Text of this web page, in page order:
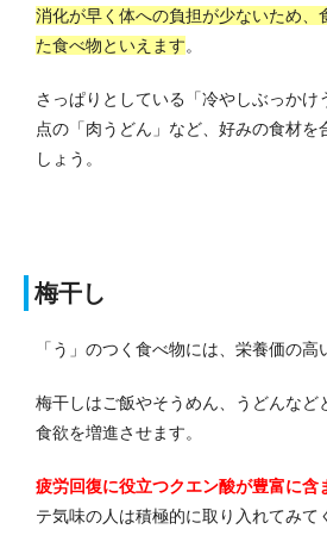
消化が早く体への負担が少ないため、
た食べ物といえます。
さっぱりとしている「冷やしぶっかけ
点の「肉うどん」など、好みの食材を
しょう。
梅干し
「う」のつく食べ物には、栄養価の高
梅干しはご飯やそうめん、うどんなど
食欲を増進させます。
疲労回復に役立つクエン酸が豊富に含
テ気味の人は積極的に取り入れてみて